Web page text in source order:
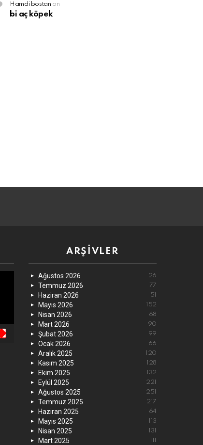
Hamdi bostan on
bi aç köpek
ARŞIVLER
Ağustos 2026 26
Temmuz 2026 77
Haziran 2026 51
Mayıs 2026 152
Nisan 2026 68
Mart 2026 90
Şubat 2026 99
Ocak 2026 66
Aralık 2025 120
Kasım 2025 128
Ekim 2025 132
Eylül 2025 221
Ağustos 2025 251
Temmuz 2025 217
Haziran 2025 64
Mayıs 2025 113
Nisan 2025 131
Mart 2025 111